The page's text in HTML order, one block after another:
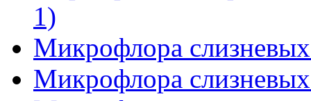
1)
Микрофлора
Микрофлора